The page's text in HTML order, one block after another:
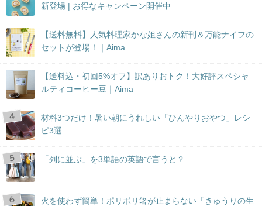
新登場 | お得なキャンペーン開催中
【送料無料】人気料理家かな姐さんの新刊＆万能ナイフの
セットが登場！｜Aima
【送料込・初回5%オフ】訳ありおトク！大好評スペシャ
ルティコーヒー豆｜Aima
材料3つだけ！暑い朝にうれしい「ひんやりおやつ」レシ
ピ3選
「列に並ぶ」を3単語の英語で言うと？
火を使わず簡単！ポリポリ箸が止まらない「きゅうりの生